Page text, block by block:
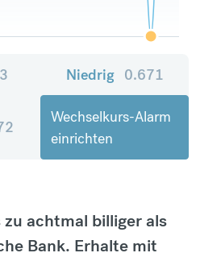
Niedrig 0.671
Wechselkurs-Alarm
einrichten
achtmal billiger als
Bank. Erhalte mit